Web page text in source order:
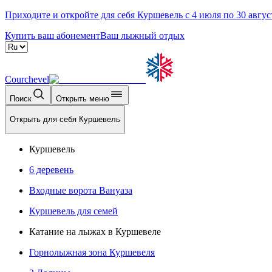
Приходите и откройте для себя Куршевель с 4 июля по 30
Купить ваш абонементВаш лыжный отдых
Courchevel
Поиск Открыть меню
Открыть для себя Куршевель
Куршевель
6 деревень
Входные ворота Вануаза
Куршевель для семей
Катание на лыжах в Куршевеле
Горнолыжная зона Куршевеля